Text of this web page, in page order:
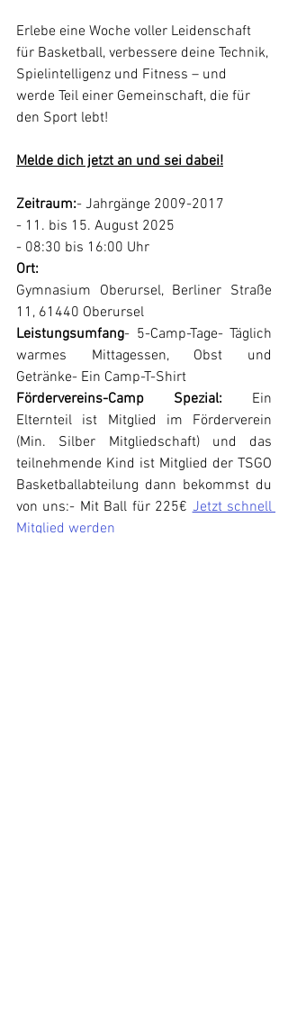
Erlebe eine Woche voller Leidenschaft
für Basketball, verbessere deine Technik,
Spielintelligenz und Fitness – und
werde Teil einer Gemeinschaft, die für
den Sport lebt!
Melde dich jetzt an und sei dabei!
Zeitraum:- Jahrgänge 2009-2017
- 11. bis 15. August 2025
- 08:30 bis 16:00 Uhr
Ort:
Gymnasium Oberursel, Berliner Straße
11, 61440 Oberursel
Leistungsumfang- 5-Camp-Tage- Täglich
warmes Mittagessen, Obst und
Getränke- Ein Camp-T-Shirt
Fördervereins-Camp Spezial: Ein
Elternteil ist Mitglied im Förderverein
(Min. Silber Mitgliedschaft) und das
teilnehmende Kind ist Mitglied der TSGO
Basketballabteilung dann bekommst du
von uns:- Mit Ball für 225€ Jetzt schnell
Mitglied werden